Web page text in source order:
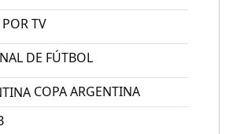
TV
DE FÚTBOL
COPA ARGENTINA